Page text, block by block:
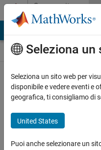
Vai al contenutoCommunity
Contests
Create and remix
entries are only
available on
desktop
Back to Gallery
Seleziona un
Seleziona un sito web per
disponibile e vedere eventi e
geografica, ti consigliamo di
United States
Puoi anche selezionare un